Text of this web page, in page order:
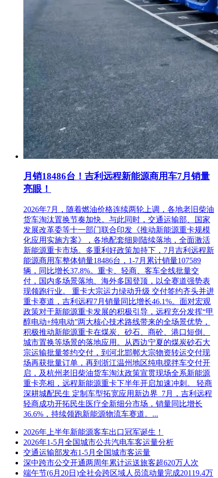
月销18486台！吉利远程新能源商用车7月销量
亮眼！
2026年7月，随着燃油价格连续两轮上调，各地老旧柴油
货车淘汰置换节奏加快。与此同时，交通运输部、国家
发展改革委等十一部门联合印发《推动新能源重卡规模
化应用实施方案》，各地配套细则陆续落地，全面激活
新能源重卡市场。多重利好政策加持下，7月吉利远程新
能源商用车整体销量18486台，1-7月累计销量107589
辆，同比增长37.8%。重卡、轻商、客车全线批量交
付，国内多场景落地、海外多国登顶，以全赛道强势表
现领跑行业。 重卡大宗运力绿动升级 交付签约齐头并进
重卡赛道，吉利远程7月销量同比增长46.1%。面对宏观
政策对于新能源重卡发展的积极引导，远程充分发挥“甲
醇电动+纯电动”两大核心技术路线带来的全场景优势，
积极推动新能源重卡在煤炭、砂石、商砼、港口短倒、
城市置换等场景的落地应用。从西边宁夏的煤炭砂石大
宗运输批量签约交付，到河北邯郸大宗物资转运交付现
场再获批量订单，再到浙江温州地区纯电搅拌车交付开
启，及杭州老旧柴油货车淘汰政策宣贯现场全系新能源
重卡亮相，远程新能源重卡下半年开启加速冲刺。 轻商
深耕城配民生 定制车型拓宽应用新边界 7月，吉利远程
轻商成功开拓民生医疗全新细分市场，销量同比增长
36.6%，持续领跑新能源物流车赛道。...
2026年上半年新能源客车出口冠军诞生！
2026年1-5月全国城市公共汽电车客运量分析
交通运输部发布1-5月全国城市客运量
深中跨市公交开通两周年累计运送旅客超620万人次
端午节(6月20日)全社会跨区域人员流动量完成20119.4万